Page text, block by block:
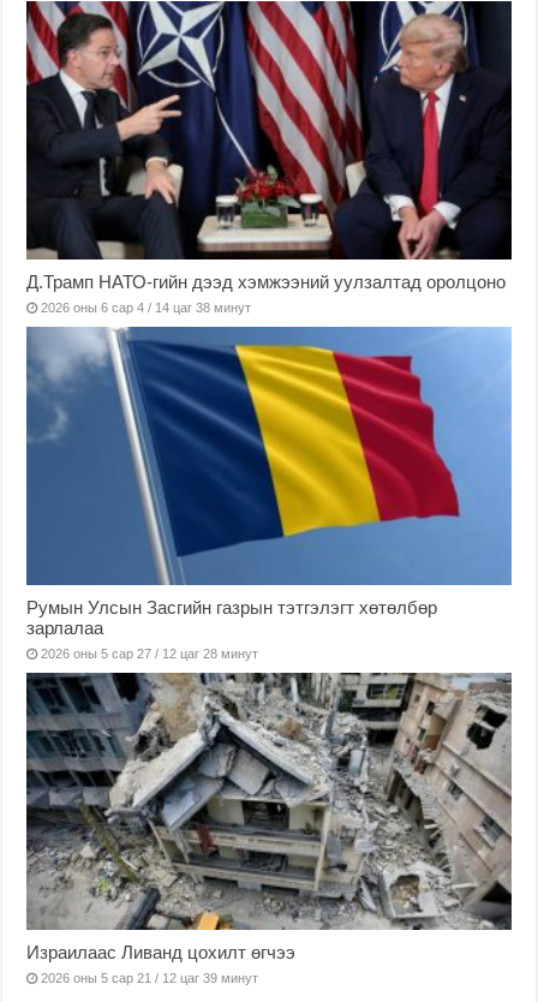
Д.Трамп НАТО-гийн дээд хэмжээний уулзалтад оролцоно
2026 оны 6 сар 4 / 14 цаг 38 минут
Румын Улсын Засгийн газрын тэтгэлэгт хөтөлбөр
зарлалаа
2026 оны 5 сар 27 / 12 цаг 28 минут
Израилаас Ливанд цохилт өгчээ
2026 оны 5 сар 21 / 12 цаг 39 минут